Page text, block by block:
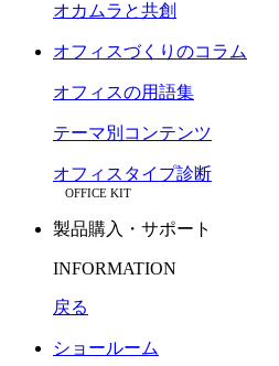
オカムラと共創
オフィスづくりのコラム
オフィスの用語集
テーマ別コンテンツ
オフィスタイプ診断
OFFICE KIT
製品購入・サポート
INFORMATION
戻る
ショールーム